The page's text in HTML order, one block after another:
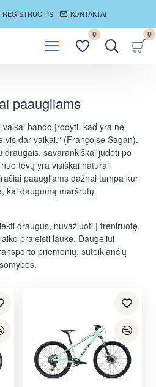
REGISTRUOTIS KONTAKTAI
0 0
paaugliams
bando įrodyti, kad yra ne
dar vaikai.“ (Françoise Sagan).
draugais, savarankiškai judėti po
tėvų yra visiškai natūrali
paaugliams dažnai tampa kur
kai daugumą maršrutų
draugus, nuvažiuoti į treniruotę,
praleisti lauke. Daugeliui
priemonių, suteikiančių